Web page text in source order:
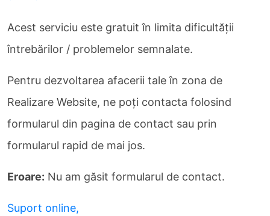
Acest serviciu este gratuit în limita dificultăţii
întrebărilor / problemelor semnalate.
Pentru dezvoltarea afacerii tale în zona de
Realizare Website, ne poți contacta folosind
formularul din pagina de contact sau prin
formularul rapid de mai jos.
Eroare: Nu am găsit formularul de contact.
Suport online,